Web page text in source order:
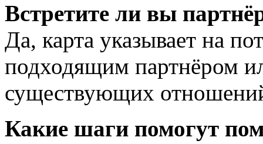
Встретите ли вы
Да, карта указывает на
подходящим партнёром
существующих
Какие шаги помогут